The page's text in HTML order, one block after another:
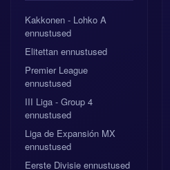
Kakkonen - Lohko A
ennustused
Elitettan ennustused
Premier League
ennustused
III Liga - Group 4
ennustused
Liga de Expansión MX
ennustused
Eerste Divisie ennustused